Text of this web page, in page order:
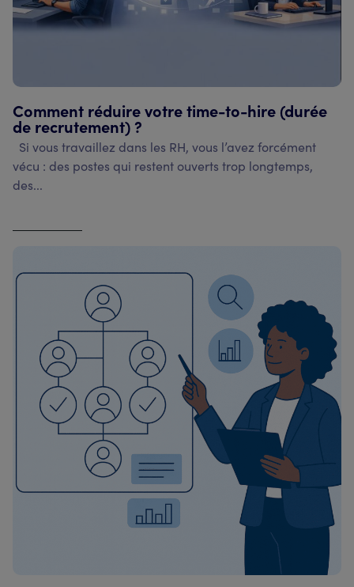
Comment réduire votre time-to-hire (durée
de recrutement) ?
Si vous travaillez dans les RH, vous l’avez forcément
vécu : des postes qui restent ouverts trop longtemps,
des...